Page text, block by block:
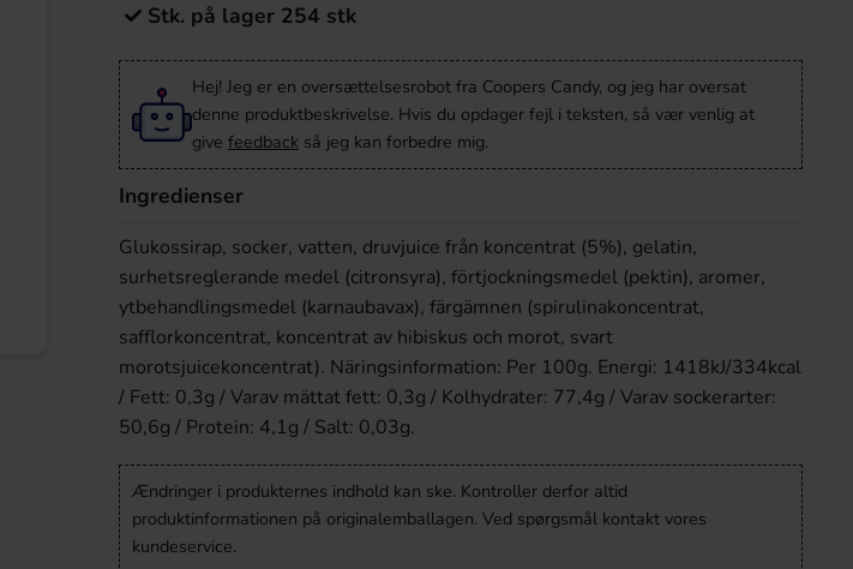
Stk. på lager 254 stk
Hej! Jeg er en oversættelsesrobot fra Coopers Candy, og jeg har oversat
denne produktbeskrivelse. Hvis du opdager fejl i teksten, så vær venlig at
give feedback så jeg kan forbedre mig.
Ingredienser
Glukossirap, socker, vatten, druvjuice från koncentrat (5%), gelatin,
surhetsreglerande medel (citronsyra), förtjockningsmedel (pektin), aromer,
ytbehandlingsmedel (karnaubavax), färgämnen (spirulinakoncentrat,
safflorkoncentrat, koncentrat av hibiskus och morot, svart
morotsjuicekoncentrat). Näringsinformation: Per 100g. Energi: 1418kJ/334kcal
/ Fett: 0,3g / Varav mättat fett: 0,3g / Kolhydrater: 77,4g / Varav sockerarter:
50,6g / Protein: 4,1g / Salt: 0,03g.
Ændringer i produkternes indhold kan ske. Kontroller derfor altid
produktinformationen på originalemballagen. Ved spørgsmål kontakt vores
kundeservice.